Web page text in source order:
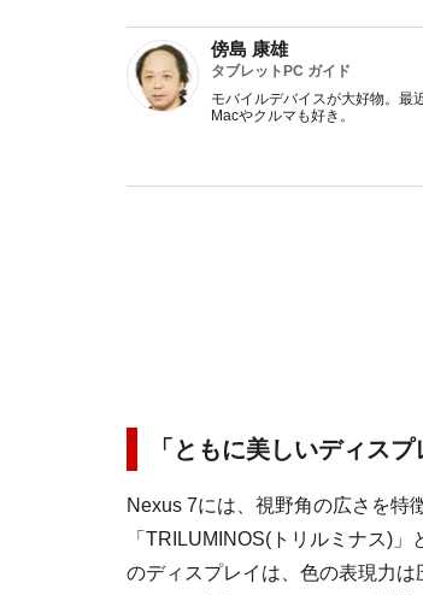
傍島 康雄
タブレットPC ガイド
モバイルデバイスが大好物。最
Macやクルマも好き。
「ともに美しいディス
Nexus 7には、視野角の広さを特
「TRILUMINOS(トリルミナス)
のディスプレイは、色の表現力